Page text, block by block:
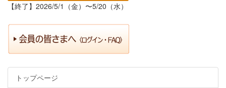
【終了】2026/5/1（金）〜5/20（水）
トップページ